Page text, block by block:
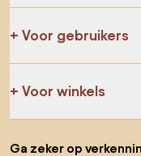
Voor gebruikers
Voor winkels
Ga zeker op